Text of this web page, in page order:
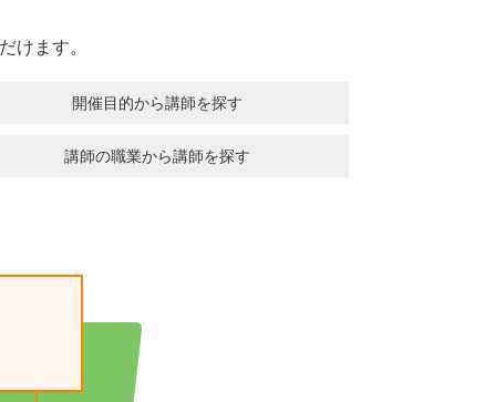
けます。
開催目的から講師を探す
講師の職業から講師を探す